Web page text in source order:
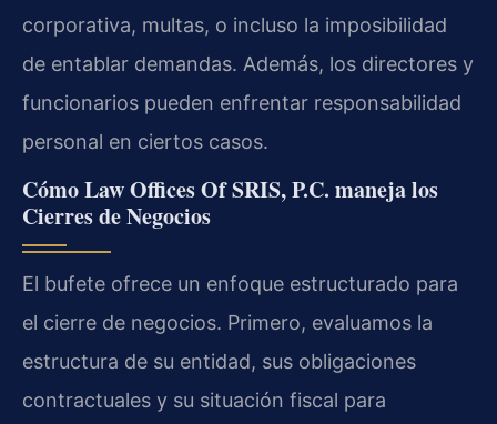
corporativa, multas, o incluso la imposibilidad
de entablar demandas. Además, los directores y
funcionarios pueden enfrentar responsabilidad
personal en ciertos casos.
Cómo Law Offices Of SRIS, P.C. maneja los
Cierres de Negocios
El bufete ofrece un enfoque estructurado para
el cierre de negocios. Primero, evaluamos la
estructura de su entidad, sus obligaciones
contractuales y su situación fiscal para